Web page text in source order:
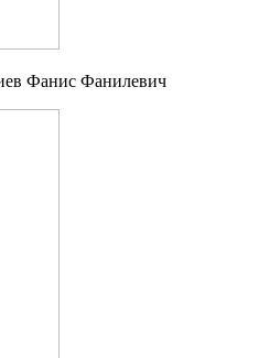
Фанис Фанилевич